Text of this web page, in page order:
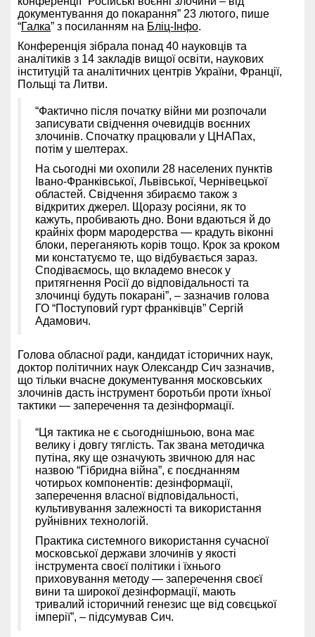
документування до покарання” 23 лютого, пише
“Галка” з посиланням на Бліц-Інфо.
Конференція зібрала понад 40 науковців та
аналітиків з 14 закладів вищої освіти, наукових
інституцій та аналітичних центрів України, Франції,
Польщі та Литви.
“Фактично після початку війни ми розпочали
записувати свідчення очевидців воєнних
злочинів. Спочатку працювали у ЦНАПах,
потім у шелтерах.
На сьогодні ми охопили 28 населених пунктів
Івано-Франківської, Львівської, Чернівецької
областей. Свідчення збираємо також з
відкритих джерел. Щоразу росіяни, як то
кажуть, пробивають дно. Вони вдаються й до
крайніх форм мародерства — крадуть віконні
блоки, переганяють корів тощо. Крок за кроком
ми констатуємо те, що відбувається зараз.
Сподіваємось, що вкладемо внесок у
притягнення Росії до відповідальності та
злочинці будуть покарані”, – зазначив голова
ГО “Поступовий гурт франківців” Сергій
Адамович.
Голова обласної ради, кандидат історичних наук,
доктор політичних наук Олександр Сич зазначив,
що тільки вчасне документування московських
злочинів дасть інструмент боротьби проти їхньої
тактики — заперечення та дезінформації.
“Ця тактика не є сьогоднішньою, вона має
велику і довгу тяглість. Так звана методичка
путіна, яку ще означують звичною для нас
назвою “Гібридна війна”, є поєднанням
чотирьох компонентів: дезінформації,
заперечення власної відповідальності,
культивування залежності та використання
руйнівних технологій.
Практика системного використання сучасної
московської держави злочинів у якості
інструмента своєї політики і їхнього
приховування методу — заперечення своєї
вини та широкої дезінформації, мають
тривалий історичний генезис ще від совєцької
імперії”, – підсумував Сич.